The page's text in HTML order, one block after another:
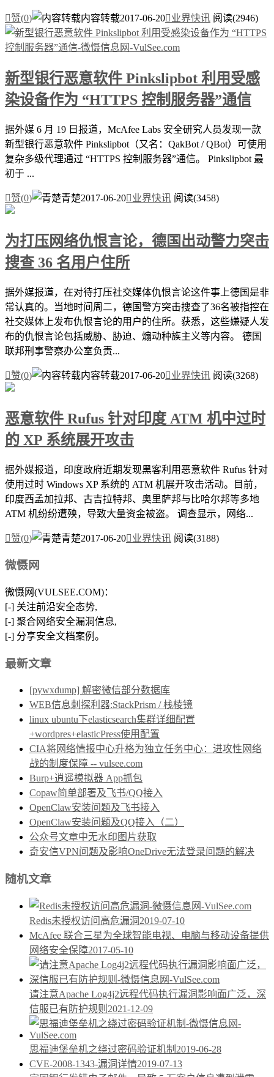
赞(0) 内容转载2017-06-20业界快讯 阅读(2946)
新型银行恶意软件 Pinkslipbot 利用受感
染设备作为 “HTTPS 控制服务器”通信
据外媒 6 月 19 日报道，McAfee Labs 安全研究人员发现一款
新型银行恶意软件 Pinkslipbot（又名：QakBot / QBot）可使用
复杂多级代理通过 “HTTPS 控制服务器”通信。 Pinkslipbot 最
初于 ...
赞(0) 青楚2017-06-20业界快讯 阅读(3458)
为打压网络仇恨言论，德国出动警力突击
搜查 36 名用户住所
据外媒报道，在对待打压社交媒体仇恨言论这件事上德国是非
常认真的。当地时间周二，德国警方突击搜查了36名被指控在
社交媒体上发布仇恨言论的用户的住所。获悉，这些嫌疑人发
布的仇恨言论包括威胁、胁迫、煽动种族主义等内容。 德国
联邦刑事警察办公室负责...
赞(0) 内容转载2017-06-20业界快讯 阅读(3268)
恶意软件 Rufus 针对印度 ATM 机中过时
的 XP 系统展开攻击
据外媒报道，印度政府近期发现黑客利用恶意软件 Rufus 针对
使用过时 Windows XP 系统的 ATM 机展开攻击活动。目前，
印度西孟加拉邦、古吉拉特邦、奥里萨邦与比哈尔邦等多地
ATM 机纷纷遭殃，导致大量资金被盗。 调查显示，网络...
赞(0) 青楚2017-06-20业界快讯 阅读(3188)
微慑网
微慑网(VULSEE.COM)：
[-] 关注前沿安全态势,
[-] 聚合网络安全漏洞信息,
[-] 分享安全文档案例。
最新文章
[pywxdump] 解密微信部分数据库
WEB信息刺探利器:StackPrism / 栈棱镜
linux ubuntu下elasticsearch集群详细配置
+wordpres+elasticPress使用配置
CIA将网络情报中心升格为独立任务中心：进攻性网络
战的制度保障 -- vulsee.com
Burp+逍遥模拟器 App抓包
Copaw简单部署及飞书/QQ接入
OpenClaw安装问题及飞书接入
OpenClaw安装问题及QQ接入（二）
公众号文章中无水印图片获取
奇安信VPN问题及影响OneDrive无法登录问题的解决
随机文章
Redis未授权访问高危漏洞 2019-07-10
McAfee 联合三星为全球智能电视、电脑与移动设备提供
网络安全保障2017-05-10
请注意Apache Log4j2远程代码执行漏洞影响面广泛，深
信服已有防护规则 2021-12-09
思福迪堡垒机之绕过密码验证机制 2019-06-28
CVE-2008-1343-漏洞详情2019-07-13